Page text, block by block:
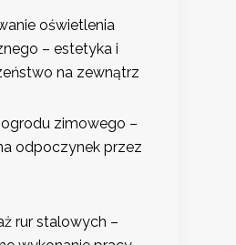
oświetlenia
– estetyka i
na zewnątrz
zimowego –
odpoczynek przez
rur stalowych –